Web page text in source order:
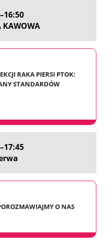
KAWOWA
RAKA PIERSI PTOK:
STANDARDÓW
O NAS